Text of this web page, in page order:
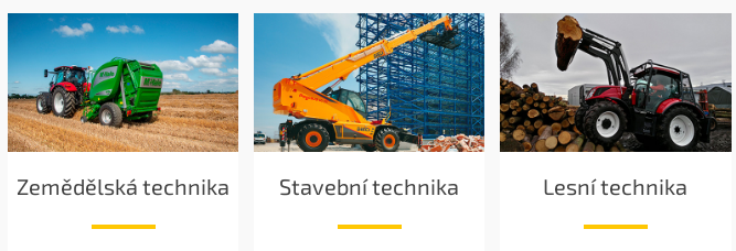
Zemědělská technika Stavební technika Lesní technika